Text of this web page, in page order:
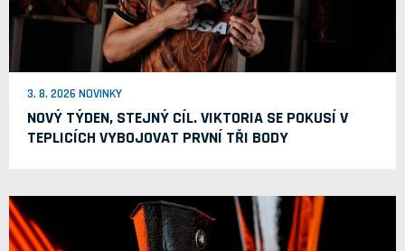
3. 8. 2026 NOVINKY
NOVÝ TÝDEN, STEJNÝ CÍL. VIKTORIA SE POKUSÍ V
TEPLICÍCH VYBOJOVAT PRVNÍ TŘI BODY